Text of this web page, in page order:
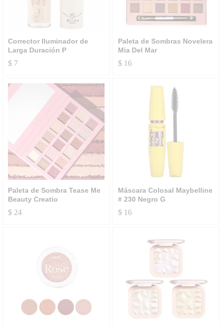
Corrector Iluminador de
Larga Duración P
$ 7
Paleta de Sombras Novelera
Mia Del Mar
$16
Paleta de Sombra Tease Me
Beauty Creatio
$ 24
Máscara Colosal Maybelline
# 230 Negro G
$16